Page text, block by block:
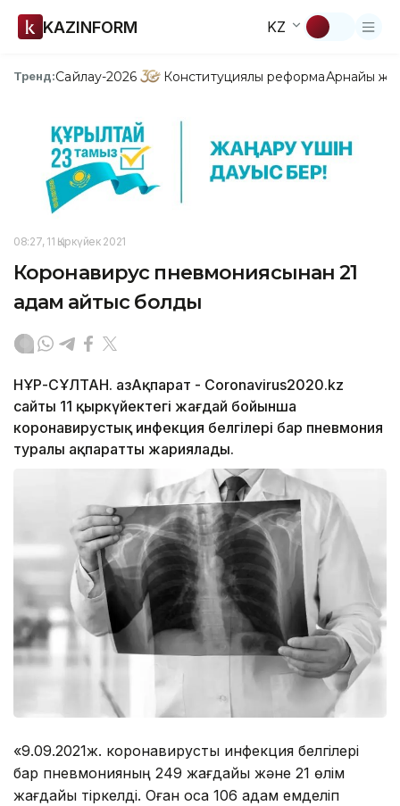
KAZINFORM KZ
Тренд:Сайлау-2026 Конституциялық реформаАрнайы
08:27, 11 Қыркүйек 2021
Коронавирус пневмониясынан 21
адам қайтыс болды
НҰР-СҰЛТАН. ҚазАқпарат - Сoronavirus2020.kz
сайты 11 қыркүйектегі жағдай бойынша
коронавирустық инфекция белгілері бар пневмония
туралы ақпаратты жариялады.
«9.09.2021ж. коронавирустық инфекция белгілері
бар пневмонияның 249 жағдайы және 21 өлім
жағдайы тіркелді. Оған қоса 106 адам емделіп